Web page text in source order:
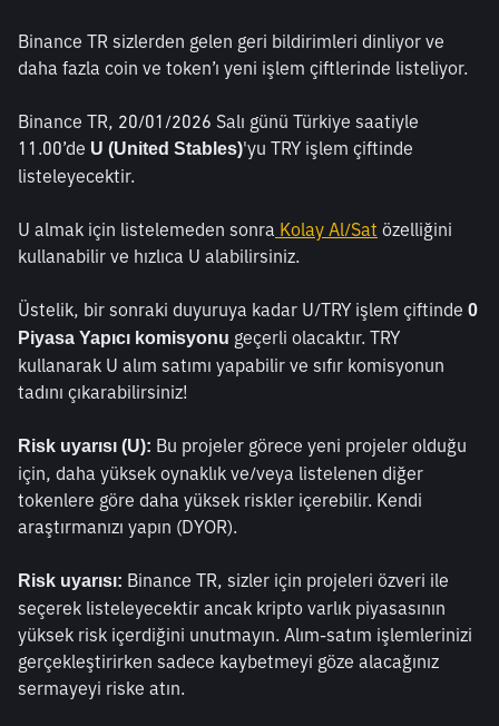
Binance TR sizlerden gelen geri bildirimleri dinliyor ve
daha fazla coin ve token’ı yeni işlem çiftlerinde listeliyor.
Binance TR, 20/01/2026 Salı günü Türkiye saatiyle
11.00’de U (United Stables)'yu TRY işlem çiftinde
listeleyecektir.
U almak için listelemeden sonra Kolay Al/Sat özelliğini
kullanabilir ve hızlıca U alabilirsiniz.
Üstelik, bir sonraki duyuruya kadar U/TRY işlem çiftinde 0
Piyasa Yapıcı komisyonu geçerli olacaktır. TRY
kullanarak U alım satımı yapabilir ve sıfır komisyonun
tadını çıkarabilirsiniz!
Risk uyarısı (U): Bu projeler görece yeni projeler olduğu
için, daha yüksek oynaklık ve/veya listelenen diğer
tokenlere göre daha yüksek riskler içerebilir. Kendi
araştırmanızı yapın (DYOR).
Risk uyarısı: Binance TR, sizler için projeleri özveri ile
seçerek listeleyecektir ancak kripto varlık piyasasının
yüksek risk içerdiğini unutmayın. Alım-satım işlemlerinizi
gerçekleştirirken sadece kaybetmeyi göze alacağınız
sermayeyi riske atın.